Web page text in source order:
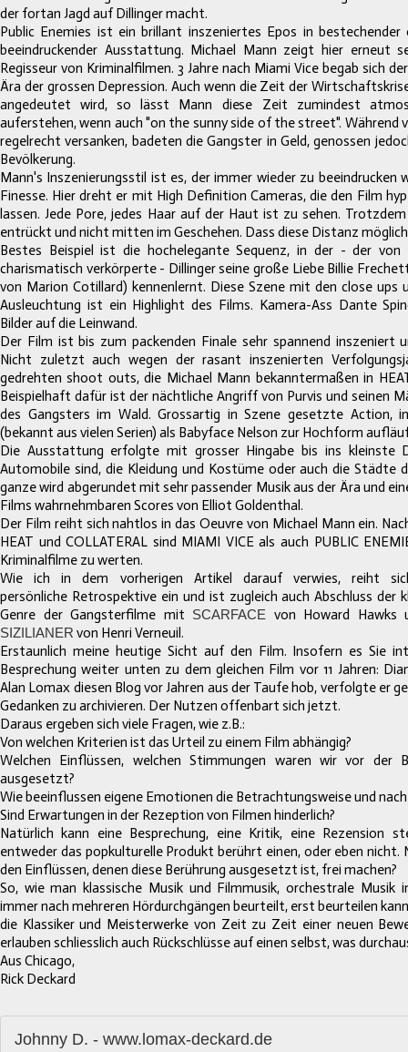
der fortan Jagd auf Dillinger macht.
Public Enemies ist ein brillant inszeniertes Epos in
beeindruckender Ausstattung. Michael Mann zeigt hier erneut
Regisseur von Kriminalfilmen. 3 Jahre nach Miami Vice begab sich
Ära der grossen Depression. Auch wenn die Zeit der
angedeutet wird, so lässt Mann diese Zeit zumindest
auferstehen, wenn auch "on the sunny side of the street". Während
regelrecht versanken, badeten die Gangster in Geld, genossen
Bevölkerung.
Mann's Inszenierungsstil ist es, der immer wieder zu beeindrucken
Finesse. Hier dreht er mit High Definition Cameras, die den Film
lassen. Jede Pore, jedes Haar auf der Haut ist zu sehen.
entrückt und nicht mitten im Geschehen. Dass diese Distanz
Bestes Beispiel ist die hochelegante Sequenz, in der - der von
charismatisch verkörperte - Dillinger seine große Liebe Billie
von Marion Cotillard) kennenlernt. Diese Szene mit den close ups
Ausleuchtung ist ein Highlight des Films. Kamera-Ass Dante
Bilder auf die Leinwand.
Der Film ist bis zum packenden Finale sehr spannend inszeniert
Nicht zuletzt auch wegen der rasant inszenierten
gedrehten shoot outs, die Michael Mann bekanntermaßen in
Beispielhaft dafür ist der nächtliche Angriff von Purvis und seinen
des Gangsters im Wald. Grossartig in Szene gesetzte Action,
(bekannt aus vielen Serien) als Babyface Nelson zur Hochform
Die Ausstattung erfolgte mit grosser Hingabe bis ins kleinste
Automobile sind, die Kleidung und Kostüme oder auch die Städte
ganze wird abgerundet mit sehr passender Musik aus der Ära und
Films wahrnehmbaren Scores von Elliot Goldenthal.
Der Film reiht sich nahtlos in das Oeuvre von Michael Mann ein.
HEAT und COLLATERAL sind MIAMI VICE als auch PUBLIC
Kriminalfilme zu werten.
Wie ich in dem vorherigen Artikel darauf verwies, reiht
persönliche Retrospektive ein und ist zugleich auch Abschluss der
Genre der Gangsterfilme mit SCARFACE von Howard Hawks
SIZILIANER von Henri Verneuil.
Erstaunlich meine heutige Sicht auf den Film. Insofern es Sie
Besprechung weiter unten zu dem gleichen Film vor 11 Jahren:
Alan Lomax diesen Blog vor Jahren aus der Taufe hob, verfolgte er
Gedanken zu archivieren. Der Nutzen offenbart sich jetzt.
Daraus ergeben sich viele Fragen, wie z.B.:
Von welchen Kriterien ist das Urteil zu einem Film abhängig?
Welchen Einflüssen, welchen Stimmungen waren wir vor der
ausgesetzt?
Wie beeinflussen eigene Emotionen die Betrachtungsweise und
Sind Erwartungen in der Rezeption von Filmen hinderlich?
Natürlich kann eine Besprechung, eine Kritik, eine Rezension
entweder das popkulturelle Produkt berührt einen, oder eben nicht.
den Einflüssen, denen diese Berührung ausgesetzt ist, frei machen?
So, wie man klassische Musik und Filmmusik, orchestrale Musik
immer nach mehreren Hördurchgängen beurteilt, erst beurteilen
die Klassiker und Meisterwerke von Zeit zu Zeit einer neuen
erlauben schliesslich auch Rückschlüsse auf einen selbst, was
Aus Chicago,
Rick Deckard
Johnny D. - www.lomax-deckard.de